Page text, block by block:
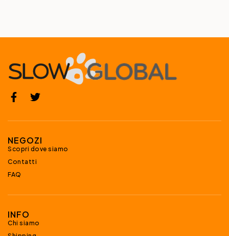
NEGOZI
Scopri dove siamo
Contatti
FAQ
INFO
Chi siamo